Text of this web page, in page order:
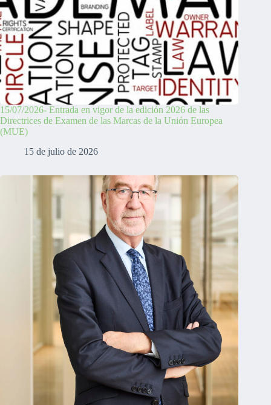
15/07/2026- Entrada en vigor de la edición 2026 de las
Directrices de Examen de las Marcas de la Unión Europea
(MUE)
15 de julio de 2026